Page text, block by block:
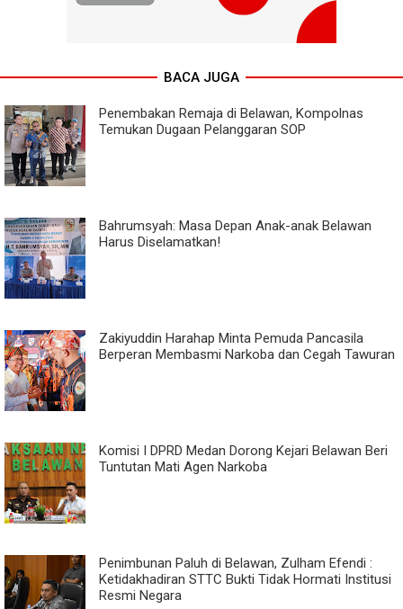
BACA JUGA
Penembakan Remaja di Belawan, Kompolnas
Temukan Dugaan Pelanggaran SOP
Bahrumsyah: Masa Depan Anak-anak Belawan
Harus Diselamatkan!
Zakiyuddin Harahap Minta Pemuda Pancasila
Berperan Membasmi Narkoba dan Cegah Tawuran
Komisi I DPRD Medan Dorong Kejari Belawan Beri
Tuntutan Mati Agen Narkoba
Penimbunan Paluh di Belawan, Zulham Efendi :
Ketidakhadiran STTC Bukti Tidak Hormati Institusi
Resmi Negara